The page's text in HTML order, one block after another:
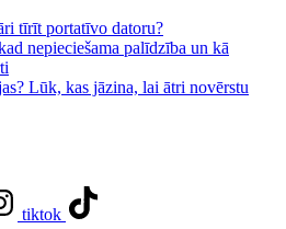
tīrīt portatīvo datoru?
nepieciešama palīdzība un kā
Lūk, kas jāzina, lai ātri novērstu
tiktok